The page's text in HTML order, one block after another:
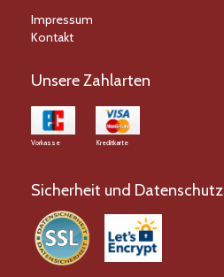
Impressum
Kontakt
Unsere Zahlarten
Vorkasse Kreditkarte
Sicherheit und Datenschutz